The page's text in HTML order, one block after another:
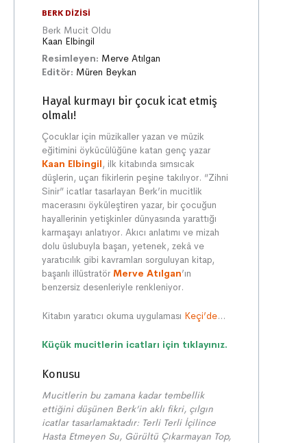
BERK DIZISI
Berk Mucit Oldu
Kaan Elbingil
Resimleyen: Merve Atılgan
Editör: Müren Beykan
Hayal kurmayı bir çocuk icat etmiş
olmalı!
Çocuklar için müzikaller yazan ve müzik
eğitimini öykücülüğüne katan genç yazar
Kaan Elbingil, ilk kitabında sımsıcak
düşlerin, uçarı fikirlerin peşine takılıyor. “Zihni
Sinir” icatlar tasarlayan Berk’in mucitlik
macerasını öyküleştiren yazar, bir çocuğun
hayallerinin yetişkinler dünyasında yarattığı
karmaşayı anlatıyor. Akıcı anlatımı ve mizah
dolu üslubuyla başarı, yetenek, zekâ ve
yaratıcılık gibi kavramları sorguluyan kitap,
başarılı illüstratör Merve Atılgan’ın
benzersiz desenleriyle renkleniyor.
Kitabın yaratıcı okuma uygulaması Keçi’de…
Küçük mucitlerin icatları için tıklayınız.
Konusu
Mucitlerin bu zamana kadar tembellik
ettiğini düşünen Berk’in aklı fikri, çılgın
icatlar tasarlamaktadır: Terli Terli İçilince
Hasta Etmeyen Su, Gürültü Çıkarmayan Top,